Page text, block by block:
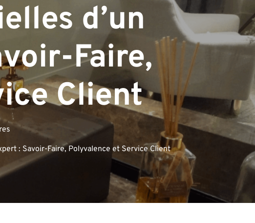
d’un
Faire,
Client
: Savoir-Faire, Polyvalence et Service Client